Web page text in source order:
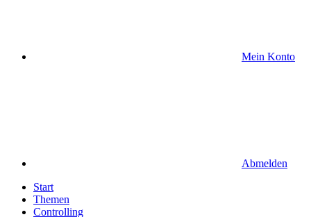
Mein Konto
Abmelden
Start
Themen
Controlling